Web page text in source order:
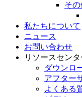
そ
私たちについて
ニュース
お問い合わせ
リソースセンタ
ダウンロ
アフター
よくある